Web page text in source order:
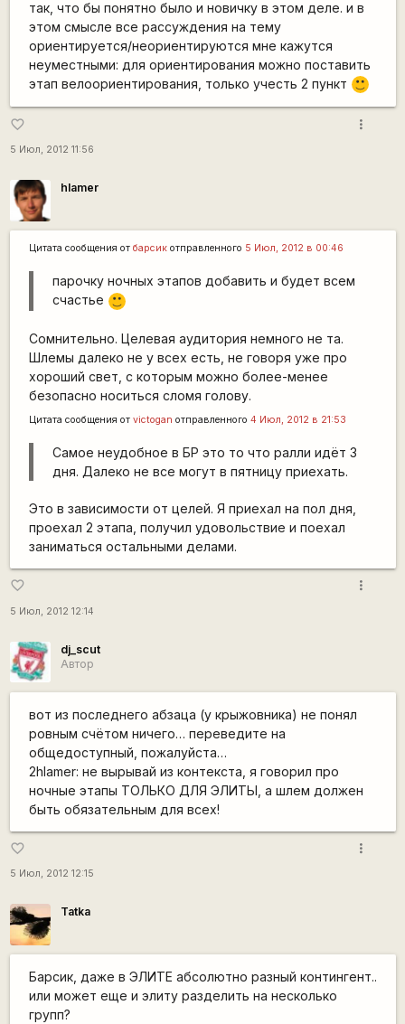
так, что бы понятно было и новичку в этом деле. и в
этом смысле все рассуждения на тему
ориентируется/неориентируются мне кажутся
неуместными: для ориентирования можно поставить
этап велоориентирования, только учесть 2 пункт
:)
favorite_border
5 Июл, 2012 11:56
more_vert
hlamer
Цитата сообщения от барсикотправленного 5 Июл, 2012 в 00:46
парочку ночных этапов добавить и будет всем
счастье
:)
Сомнительно. Целевая аудитория немного не та.
Шлемы далеко не у всех есть, не говоря уже про
хороший свет, с которым можно более-менее
безопасно носиться сломя голову.
Цитата сообщения от victogan отправленного 4 Июл, 2012 в 21:53
Самое неудобное в БР это то что ралли идёт 3
дня. Далеко не все могут в пятницу приехать.
Это в зависимости от целей. Я приехал на пол дня,
проехал 2 этапа, получил удовольствие и поехал
заниматься остальными делами.
favorite_border
5 Июл, 2012 12:14
more_vert
dj_scut
Автор
вот из последнего абзаца (у крыжовника) не понял
ровным счётом ничего… переведите на
общедоступный, пожалуйста…
2hlamer: не вырывай из контекста, я говорил про
ночные этапы ТОЛЬКО ДЛЯ ЭЛИТЫ, а шлем должен
быть обязательным для всех!
favorite_border
5 Июл, 2012 12:15
more_vert
Tatka
Барсик, даже в ЭЛИТЕ абсолютно разный контингент..
или может еще и элиту разделить на несколько
групп?